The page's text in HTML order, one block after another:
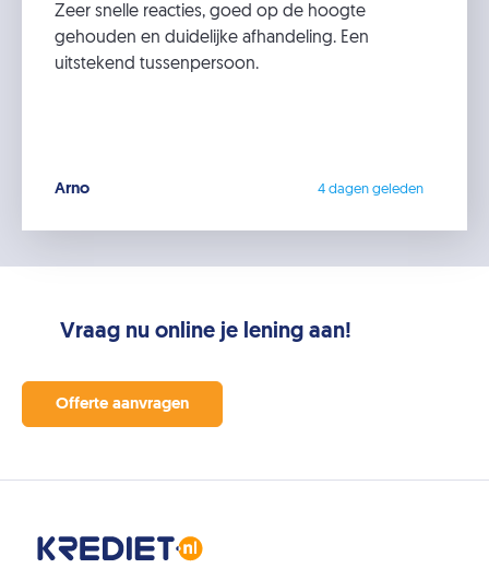
Zeer snelle reacties, goed op de hoogte
gehouden en duidelijke afhandeling. Een
uitstekend tussenpersoon.
Arno 4 dagen geleden
Vraag nu online je lening aan!
Offerte aanvragen